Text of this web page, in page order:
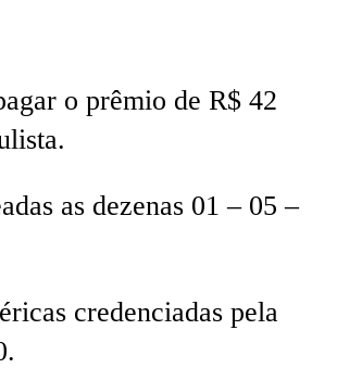
o prêmio de R$ 42
as dezenas 01 – 05 –
credenciadas pela